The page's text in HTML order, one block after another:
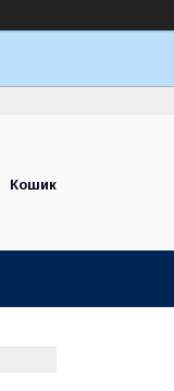
Кошик